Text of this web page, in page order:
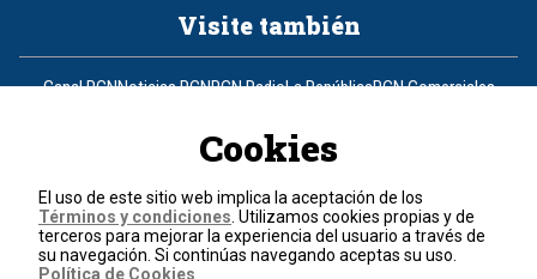
Visite también
Canal RCNNoticias RCNRCN RadioLa RepúblicaRCN Comerciales
Un producto de RCN Televisión
Contáctenos
Teléfono+57 (601) 426 92 92
Cookies
El uso de este sitio web implica la aceptación de los
Términos y condiciones . Utilizamos cookies propias y de
terceros para mejorar la experiencia del usuario a través de
su navegación. Si continúas navegando aceptas su uso.
Política de Cookies